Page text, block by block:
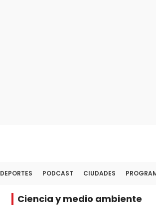
DEPORTES PODCAST CIUDADES
Ciencia y medio ambiente